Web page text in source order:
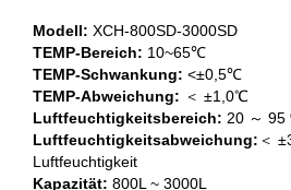
XCH-2000SD
XCH-3000SD
Modell: XCH-800SD-3000SD
TEMP-Bereich: 10~65℃
TEMP-Schwankung: <±0,5℃
TEMP-Abweichung: ＜ ±1,0℃
Luftfeuchtigkeitsbereich: 20 ～ 95
Luftfeuchtigkeitsabweichung: ＜
Luftfeuchtigkeit
Kapazität: 800L ~ 3000L